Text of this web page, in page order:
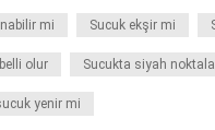
mi Sucuk ekşir mi
olur Sucukta siyah
yenir mi